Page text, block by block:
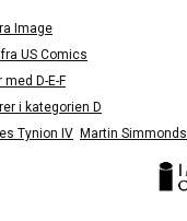
Image
US Comics
D-E-F
i kategorien D
Tynion IV Martin Simmonds